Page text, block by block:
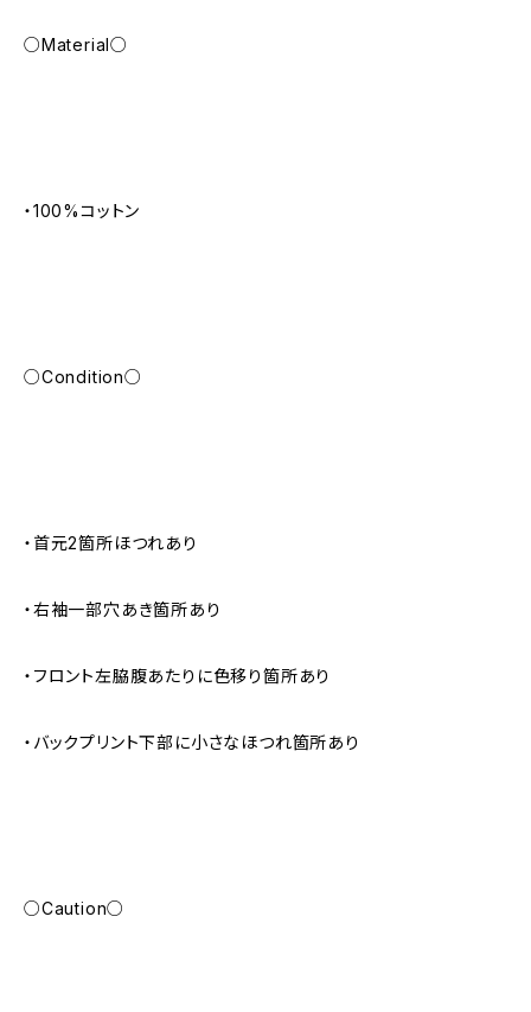
○Material○
・100%コットン
○Condition○
・首元2箇所ほつれあり
・右袖一部穴あき箇所あり
・フロント左脇腹あたりに色移り箇所あり
・バックプリント下部に小さなほつれ箇所あり
○Caution○